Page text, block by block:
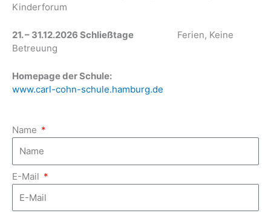
Kinderforum
21. – 31.12.2026 Schließtage Ferien, Keine
Betreuung
Homepage der Schule:
www.carl-cohn-schule.hamburg.de
Name
E-Mail